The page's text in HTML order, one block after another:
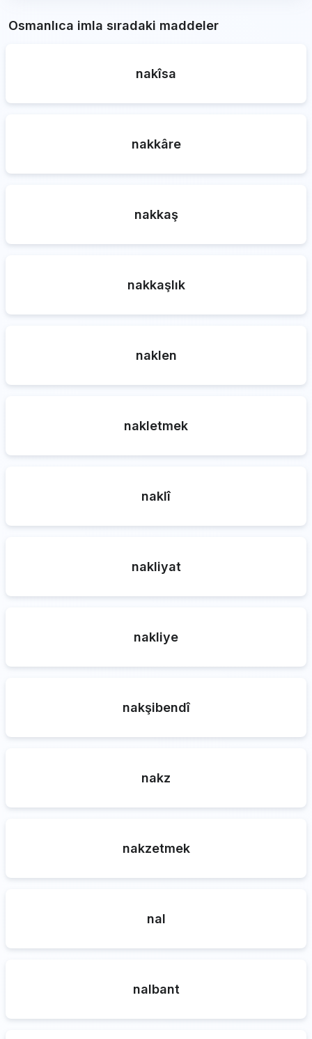
Osmanlıca imla sıradaki maddeler
nakîsa
nakkâre
nakkaş
nakkaşlık
naklen
nakletmek
naklî
nakliyat
nakliye
nakşibendî
nakz
nakzetmek
nal
nalbant